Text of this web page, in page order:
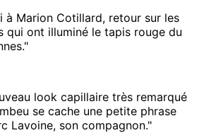
à Marion Cotillard, retour sur les
qui ont illuminé le tapis rouge du
look capillaire très remarqué
se cache une petite phrase
Lavoine, son compagnon."